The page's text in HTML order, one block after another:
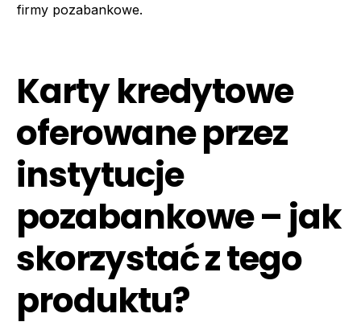
firmy pozabankowe.
Karty kredytowe
oferowane przez
instytucje
pozabankowe – jak
skorzystać z tego
produktu?